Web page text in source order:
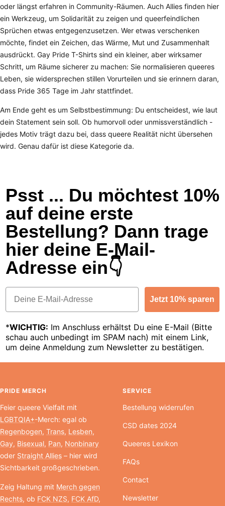
oder längst erfahren in Community-Räumen. Auch Allies finden hier
ein Werkzeug, um Solidarität zu zeigen und queerfeindlichen
Sprüchen etwas entgegenzusetzen. Wer etwas verschenken
möchte, findet ein Zeichen, das Wärme, Mut und Zusammenhalt
ausdrückt. Gay Pride T-Shirts sind ein kleiner, aber wirksamer
Schritt, um Räume sicherer zu machen: Sie normalisieren queeres
Leben, sie widersprechen stillen Vorurteilen und sie erinnern daran,
dass Pride 365 Tage im Jahr stattfindet.
Am Ende geht es um Selbstbestimmung: Du entscheidest, wie laut
dein Statement sein soll. Ob humorvoll oder unmissverständlich -
jedes Motiv trägt dazu bei, dass queere Realität nicht übersehen
wird. Genau dafür ist diese Kategorie da.
Psst ... Du möchtest 10%
auf deine erste
Bestellung? Dann trage
hier deine E-Mail-
Adresse ein👇
Email
Jetzt 10% sparen
*WICHTIG: Im Anschluss erhältst Du eine E-Mail (Bitte
schau auch unbedingt im SPAM nach) mit einem Link,
um deine Anmeldung zum Newsletter zu bestätigen.
PRIDE MERCH
Feier queere Vielfalt mit
LGBTQIA+-Merch: egal ob
Regenbogen, Trans, Lesben,
Gay, Bisexual, Pan, Nonbinary
oder Straight Allies – hier wird
Sichtbarkeit großgeschrieben.
Zeig Haltung mit Merch gegen
Rechts, ob FCK NZS, FCK AfD,
SERVICE
Bestellung widerrufen
CSD dates 2024
Queeres Lexikon
FAQs
Contact
Newsletter